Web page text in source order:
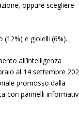
oppure scegliere
e gioielli (6%).
all’intelligenza
al 14 settembre
promosso dalla
con pannelli